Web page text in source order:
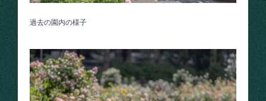
過去の園内の様子